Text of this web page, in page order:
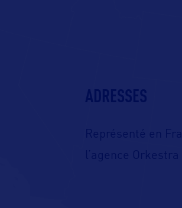
ADRESSES
Représenté en
l’agence Orkestra